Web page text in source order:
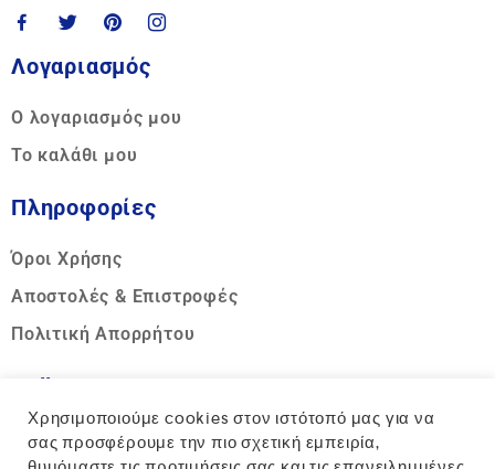
Λογαριασμός
Ο λογαριασμός μου
Το καλάθι μου
Πληροφορίες
Όροι Χρήσης
Αποστολές & Επιστροφές
Πολιτική Απορρήτου
Call us
Hotline:
Χρησιμοποιούμε cookies στον ιστότοπό μας για να
σας προσφέρουμε την πιο σχετική εμπειρία,